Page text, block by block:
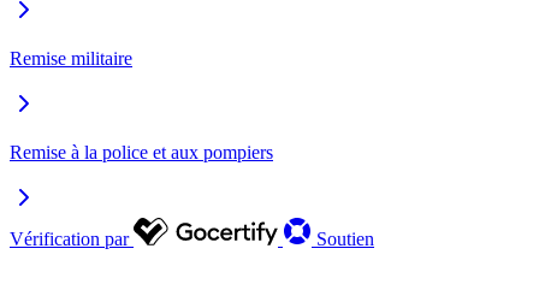
Remise militaire
Remise à la police et aux pompiers
Vérification par Soutien